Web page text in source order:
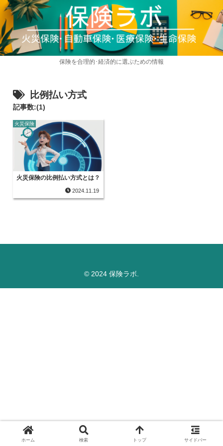
保険を合理的･経済的に選ぶための情報
比例払い方式
記事数:(1)
火災保険
火災保険の比例払い方式とは？
2024.11.19
© 2024 保険ラボ.
ホーム 検索 トップ サイドバー